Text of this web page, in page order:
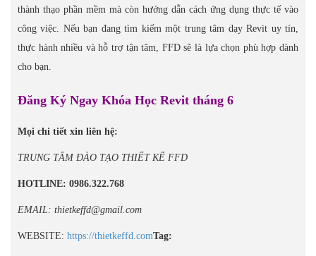
thành thạo phần mềm mà còn hướng dẫn cách ứng dụng thực tế vào
công việc. Nếu bạn đang tìm kiếm một trung tâm dạy Revit uy tín,
thực hành nhiều và hỗ trợ tận tâm, FFD sẽ là lựa chọn phù hợp dành
cho bạn.
Đăng Ký Ngay Khóa Học Revit tháng 6
Mọi chi tiết xin liên hệ:
TRUNG TÂM ĐÀO TẠO THIẾT KẾ FFD
HOTLINE: 0986.322.768
EMAIL: thietkeffd@gmail.com
WEBSITE: https://thietkeffd.comTag: